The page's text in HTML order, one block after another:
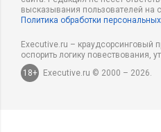
высказывания пользователей на
Политика обработки
Executive.ru – краудсорсинговый
оспорить логику повествования,
18+
Executive.ru © 2000 – 2026.